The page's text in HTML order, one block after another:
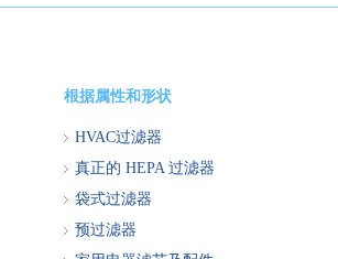
根据属性和形状
HVAC过滤器
真正的 HEPA 过滤器
袋式过滤器
预过滤器